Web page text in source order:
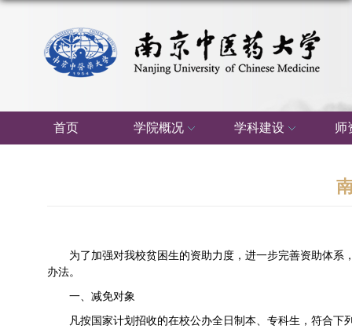
首页 学院概况 学科建设 师
为了加强对我校贫困生的资助力度，进一步完善资助体
办法。
一、减免对象
凡按国家计划招收的在校公办全日制本、专科生，符合下